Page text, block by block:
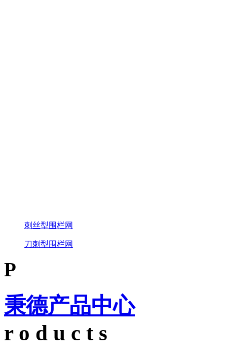
刺丝型围栏网
刀刺型围栏网
P
秉德产品中心
r o d u c t s